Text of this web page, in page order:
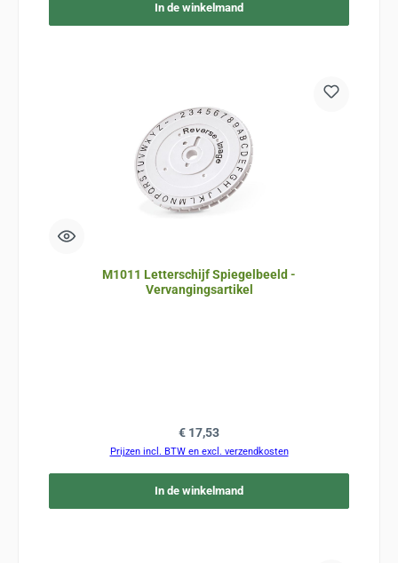
In de winkelmand
M1011 Letterschijf Spiegelbeeld -
Vervangingsartikel
Normale prijs:
€ 17,53
Prijzen incl. BTW en excl. verzendkosten
In de winkelmand